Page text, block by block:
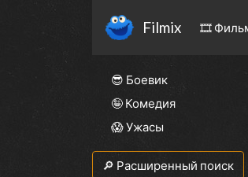
Filmix 🎞
😎 Боевик
🤪 Комедия
😱 Ужасы
🔎 Расширенный поиск